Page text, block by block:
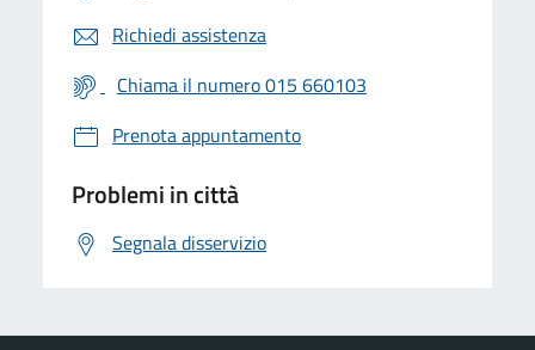
Richiedi assistenza
Chiama il numero 015 660103
Prenota appuntamento
Problemi in città
Segnala disservizio